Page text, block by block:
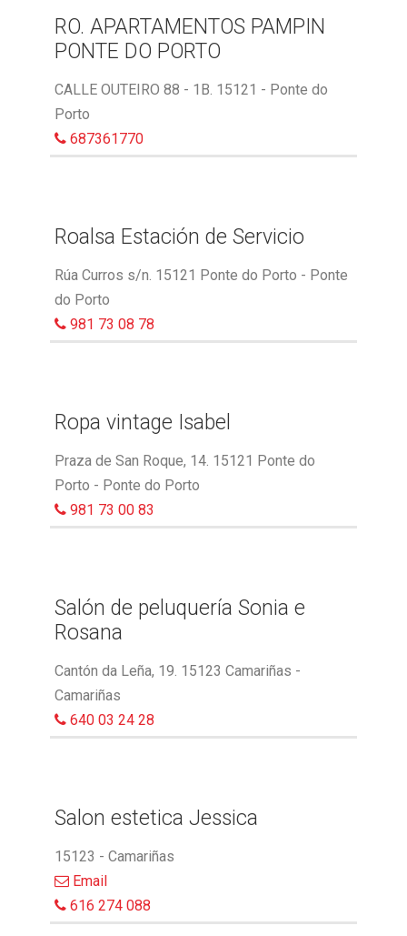
RO. APARTAMENTOS PAMPIN
PONTE DO PORTO
CALLE OUTEIRO 88 - 1B. 15121 - Ponte do
Porto
687361770
Roalsa Estación de Servicio
Rúa Curros s/n. 15121 Ponte do Porto - Ponte
do Porto
981 73 08 78
Ropa vintage Isabel
Praza de San Roque, 14. 15121 Ponte do
Porto - Ponte do Porto
981 73 00 83
Salón de peluquería Sonia e
Rosana
Cantón da Leña, 19. 15123 Camariñas -
Camariñas
640 03 24 28
Salon estetica Jessica
15123 - Camariñas
Email
616 274 088